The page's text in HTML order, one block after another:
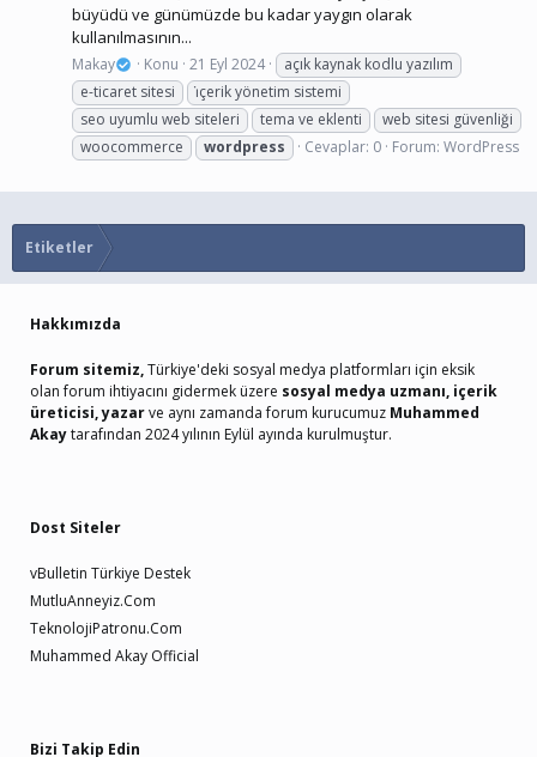
büyüdü ve günümüzde bu kadar yaygın olarak
kullanılmasının...
Makay Konu 21 Eyl 2024
açık kaynak kodlu yazılım
e-ticaret sitesi
i̇çerik yönetim sistemi
seo uyumlu web siteleri
tema ve eklenti
web sitesi güvenliği
woocommerce
wordpress Cevaplar: 0 Forum: WordPress
Etiketler
Hakkımızda
Forum sitemiz,Türkiye'deki sosyal medya platformları için eksik
olan forum ihtiyacını gidermek üzere sosyal medya uzmanı, içerik
üreticisi, yazarve aynı zamanda forum kurucumuz Muhammed
Akaytarafından 2024 yılının Eylül ayında kurulmuştur.
Dost Siteler
vBulletin Türkiye Destek
MutluAnneyiz.Com
TeknolojiPatronu.Com
Muhammed Akay Official
Bizi Takip Edin